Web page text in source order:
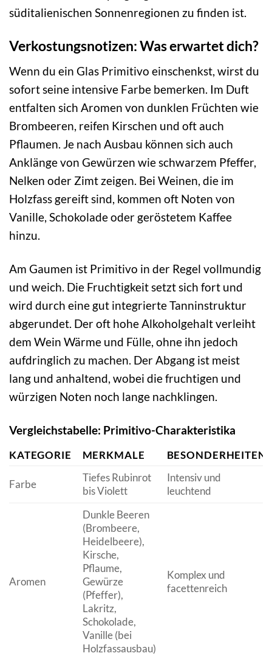
süditalienischen Sonnenregionen zu finden ist.
Verkostungsnotizen: Was erwartet dich?
Wenn du ein Glas Primitivo einschenkst, wirst du
sofort seine intensive Farbe bemerken. Im Duft
entfalten sich Aromen von dunklen Früchten wie
Brombeeren, reifen Kirschen und oft auch
Pflaumen. Je nach Ausbau können sich auch
Anklänge von Gewürzen wie schwarzem Pfeffer,
Nelken oder Zimt zeigen. Bei Weinen, die im
Holzfass gereift sind, kommen oft Noten von
Vanille, Schokolade oder geröstetem Kaffee
hinzu.
Am Gaumen ist Primitivo in der Regel vollmundig
und weich. Die Fruchtigkeit setzt sich fort und
wird durch eine gut integrierte Tanninstruktur
abgerundet. Der oft hohe Alkoholgehalt verleiht
dem Wein Wärme und Fülle, ohne ihn jedoch
aufdringlich zu machen. Der Abgang ist meist
lang und anhaltend, wobei die fruchtigen und
würzigen Noten noch lange nachklingen.
Vergleichstabelle: Primitivo-Charakteristika
KATEGORIE MERKMALE BESONDERHEITEN
Farbe
Tiefes Rubinrot
bis Violett
Intensiv und
leuchtend
Aromen
Dunkle Beeren
(Brombeere,
Heidelbeere),
Kirsche,
Pflaume,
Gewürze
(Pfeffer),
Lakritz,
Schokolade,
Vanille (bei
Holzfassausbau)
Komplex und
facettenreich